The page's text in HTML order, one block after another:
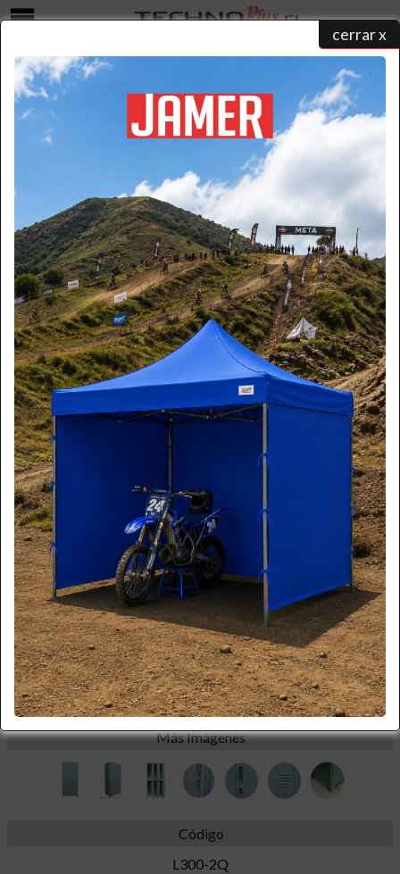
cerrar x
LOCKER 3 CUERPOS 6 CASILLEROS
home /catálogo de productos/lockers metalicos/lockers comerciales/ locker 3 cuerpos 6
casilleros
*imagen referencial
Más Imágenes
Código
L300-2Q